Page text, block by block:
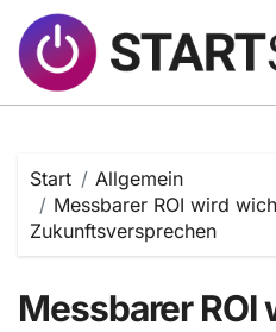
Inhalt
springen
Start
Allgemein
Messbarer ROI wird
Zukunftsversprechen
Messbarer